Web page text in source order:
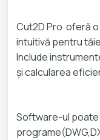
Cut2D Pro oferă
intuitivă pentru
Include
și calcularea
Software-ul poate